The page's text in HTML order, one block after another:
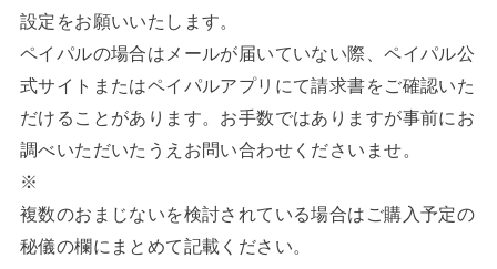
設定をお願いいたします。
ペイパルの場合はメールが届いていない際、ペイパル公
式サイトまたはペイパルアプリにて請求書をご確認いた
だけることがあります。お手数ではありますが事前にお
調べいただいたうえお問い合わせくださいませ。
※
複数のおまじないを検討されている場合はご購入予定の
秘儀の欄にまとめて記載ください。